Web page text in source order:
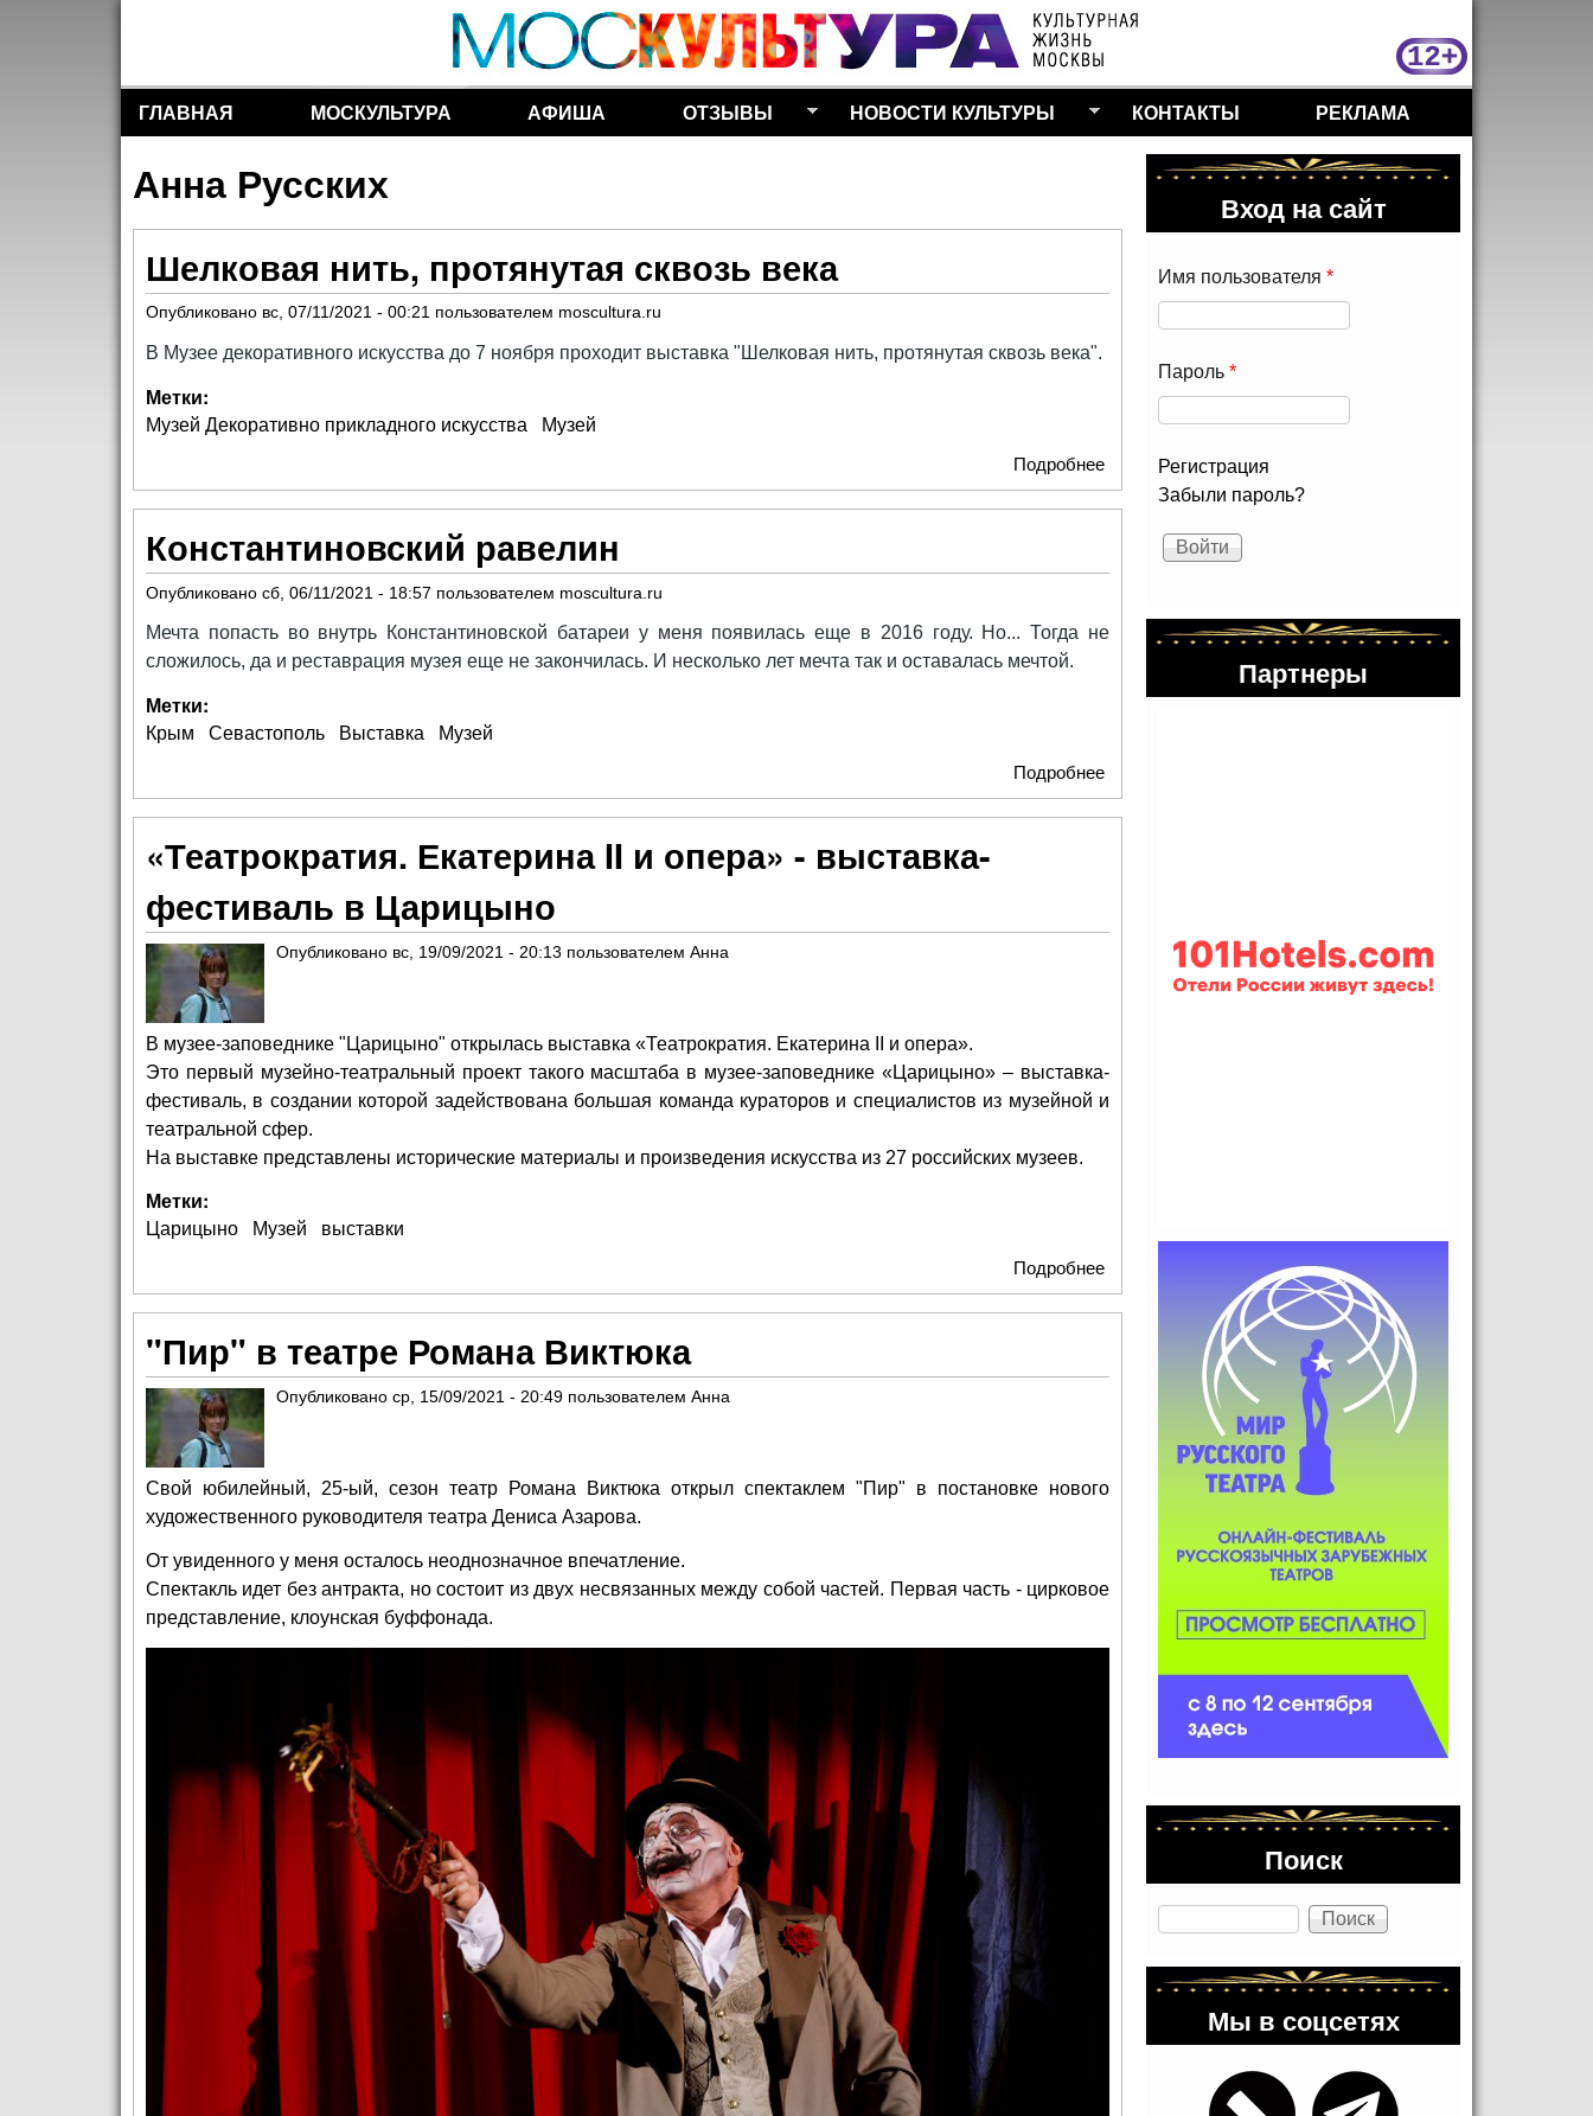
Перейти к основному
содержанию
Разделы сайта
ГЛАВНАЯ МОСКУЛЬТУРА АФИША ОТЗЫВЫ НОВОСТИ КУЛЬТУРЫ КОНТАКТЫ РЕКЛАМА
Анна Русских
Шелковая нить, протянутая сквозь века
Опубликовано вс, 07/11/2021 - 00:21 пользователем moscultura.ru
В Музее декоративного искусства до 7 ноября проходит выставка "Шелковая нить, протянутая сквозь века".
Метки:
Музей Декоративно прикладного искусства
Музей
Подробнее о Шелковая нить, протянутая сквозь века
Константиновский равелин
Опубликовано сб, 06/11/2021 - 18:57 пользователем moscultura.ru
Мечта попасть во внутрь Константиновской батареи у меня появилась еще в 2016 году. Но... Тогда не
сложилось, да и реставрация музея еще не закончилась. И несколько лет мечта так и оставалась мечтой.
Метки:
Крым Севастополь Выставка
Музей
Подробнее
«Театрократия. Екатерина II и опера» - выставка-
фестиваль в Царицыно
Опубликовано вс, 19/09/2021 - 20:13 пользователем Анна
В музее-заповеднике "Царицыно" открылась выставка «Театрократия. Екатерина II и опера».
Это первый музейно-театральный проект такого масштаба в музее-заповеднике «Царицыно» – выставка-
фестиваль, в создании которой задействована большая команда кураторов и специалистов из музейной и
театральной сфер.
На выставке представлены исторические материалы и произведения искусства из 27 российских музеев.
Метки:
Царицыно Музей
выставки
Подробнее о «Театрократия. Екатерина II и опера» - выставка-
фестиваль в Царицыно
"Пир" в театре Романа Виктюка
Опубликовано ср, 15/09/2021 - 20:49 пользователем Анна
Свой юбилейный, 25-ый, сезон театр Романа Виктюка открыл спектаклем "Пир" в постановке нового
художественного руководителя театра Дениса Азарова.
От увиденного у меня осталось неоднозначное впечатление.
Спектакль идет без антракта, но состоит из двух несвязанных между собой частей. Первая часть - цирковое
представление, клоунская буффонада.
Вход на сайт
Имя пользователя *
Пароль *
Регистрация
Забыли пароль?
Партнеры
Поиск
Поиск
Мы в соцсетях